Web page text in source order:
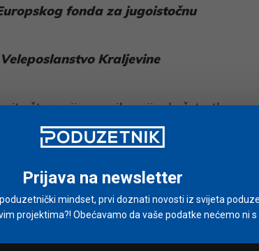
fonda za jugoistočnu
Veleposlanstvo Kraljevine
što ranije, a najkasnije do četvrtka
Prijava na newsletter
mindset, prvi doznati novosti iz svijeta
projektima?! Obećavamo da vaše podatke nećemo ni